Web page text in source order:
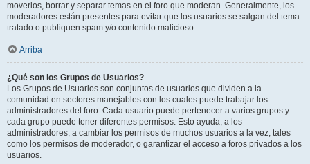
moverlos, borrar y separar temas en el foro que moderan. Generalmente, los
moderadores están presentes para evitar que los usuarios se salgan del tema
tratado o publiquen spam y/o contenido malicioso.
Arriba
¿Qué son los Grupos de Usuarios?
Los Grupos de Usuarios son conjuntos de usuarios que dividen a la
comunidad en sectores manejables con los cuales puede trabajar los
administradores del foro. Cada usuario puede pertenecer a varios grupos y
cada grupo puede tener diferentes permisos. Esto ayuda, a los
administradores, a cambiar los permisos de muchos usuarios a la vez, tales
como los permisos de moderador, o garantizar el acceso a foros privados a los
usuarios.